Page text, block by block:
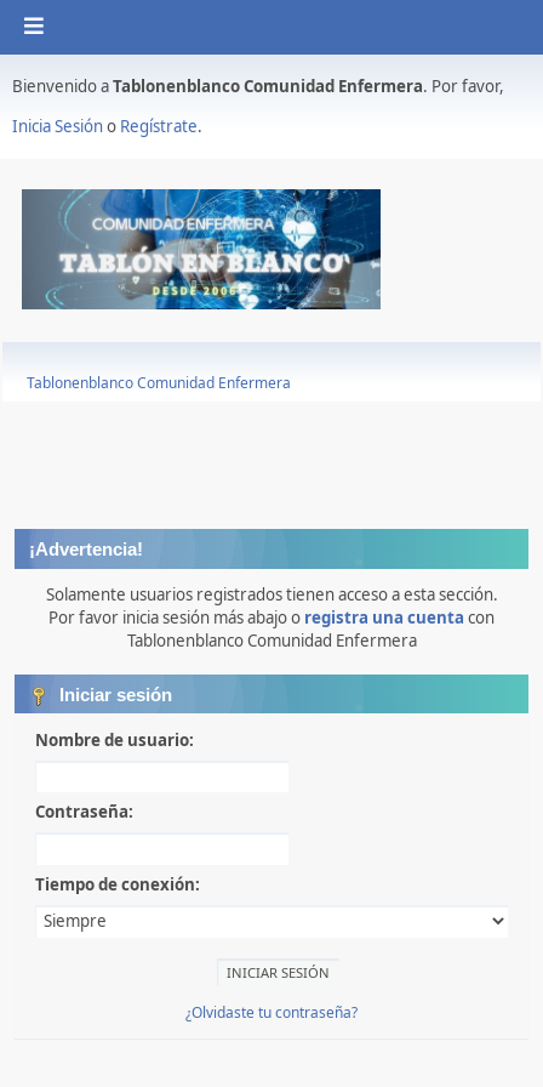
Bienvenido aTablonenblanco Comunidad Enfermera. Por favor,
Inicia Sesióno Regístrate.
Tablonenblanco Comunidad Enfermera
¡Advertencia!
Solamente usuarios registrados tienen acceso a esta sección.
Por favor inicia sesión más abajo o registra una cuenta con
Tablonenblanco Comunidad Enfermera
Iniciar sesión
Nombre de usuario:
Contraseña:
Tiempo de conexión:
¿Olvidaste tu contraseña?